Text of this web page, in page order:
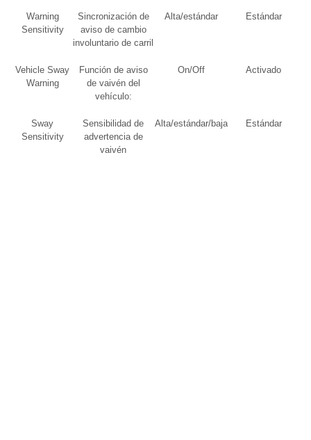
Warning
Sensitivity
Sincronización de
aviso de cambio
involuntario de carril
Alta/estándar Estándar
Vehicle Sway
Warning
Función de aviso
de vaivén del
vehículo:
On/Off Activado
Sway
Sensitivity
Sensibilidad de
advertencia de
vaivén
Alta/estándar/baja Estándar